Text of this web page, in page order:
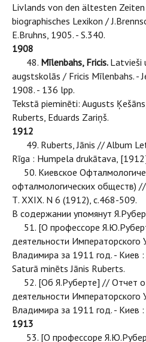
Livlands von den ältesten
biographisches Lexikon /
E.Bruhns, 1905. - S.340.
1908
48. Mīlenbahs, Fricis. Latvieši
augstskolās / Fricis Mīlenbahs. -
1908. - 136 lpp.
Tekstā pieminēti: Augusts
Ruberts, Eduards Zariņš.
1912
49. Ruberts, Jānis // Album
Rīga : Humpela drukātava,
50. Киевское
офталмологических обществ)
Т. XXIX. N 6 (1912), с.468-509.
В содержании упомянут
51. [О профессоре
деятельности Императорского
Владимира за 1911 год. - Киев
Saturā minēts Jānis Ruberts.
52. [Об Я.Руберте] // Отчет о
деятельности Императорского
Владимира за 1911 год. - Киев
1913
53. [О профессоре